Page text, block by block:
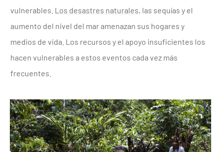
vulnerables. Los desastres naturales, las sequías y el
aumento del nivel del mar amenazan sus hogares y
medios de vida. Los recursos y el apoyo insuficientes los
hacen vulnerables a estos eventos cada vez más
frecuentes.